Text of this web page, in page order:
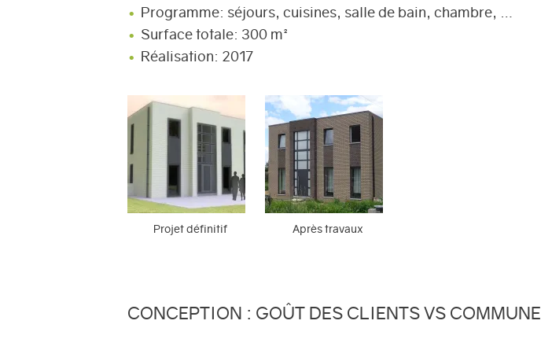
Programme: séjours, cuisines, salle de bain, chambre, …
Surface totale: 300 m²
Réalisation: 2017
Projet définitif Après travaux
CONCEPTION : GOÛT DES CLIENTS VS COMMUNE